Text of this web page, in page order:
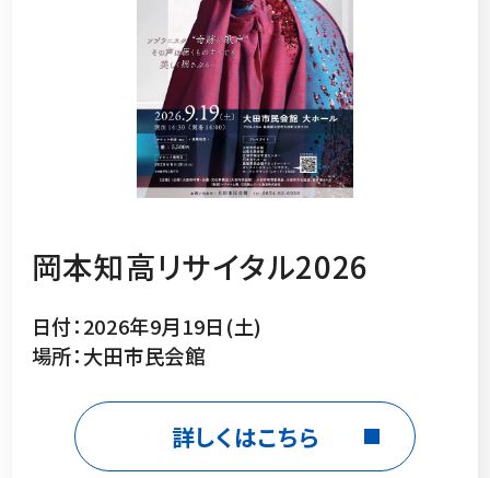
岡本知高リサイタル2026
日付：2026年9月19日(土)
場所：大田市民会館
詳しくはこちら